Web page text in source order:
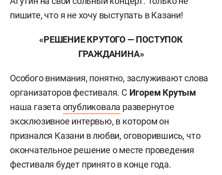
пишите, что я не хочу выступать в Казани!
«РЕШЕНИЕ КРУТОГО — ПОСТУПОК
ГРАЖДАНИНА»
Особого внимания, понятно, заслуживают слова
организаторов фестиваля. С Игорем Крутым
наша газета опубликовала развернутое
эксклюзивное интервью, в котором он
признался Казани в любви, оговорившись, что
окончательное решение о месте проведения
фестиваля будет принято в конце года.